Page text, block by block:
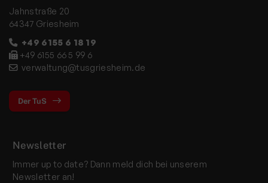
Jahnstraße 20
64347 Griesheim
+49 6155 6 18 19
+49 6155 66 5 99 6
verwaltung@tusgriesheim.de
Der TuS
Newsletter
Immer up to date? Dann meld dich bei unserem
Newsletter an!